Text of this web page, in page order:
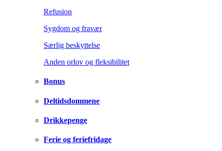
Refusion
Sygdom og fravær
Særlig beskyttelse
Anden orlov og fleksibilitet
Bonus
Deltidsdommene
Drikkepenge
Ferie og feriefridage